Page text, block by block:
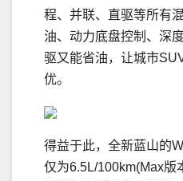
程、并联、直驱等所有
油、动力底盘控制、深
驱又能省油，让城市
优。
得益于此，全新蓝山的
仅为6.5L/100km(Max版